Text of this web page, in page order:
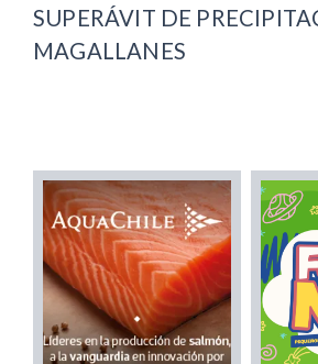
SUPERÁVIT DE
MAGALLANES